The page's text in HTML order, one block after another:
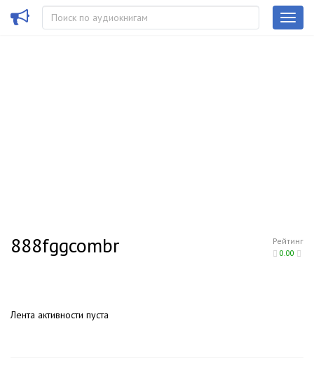
Рейтинг
0.00
888fggcombr
Лента активности пуста